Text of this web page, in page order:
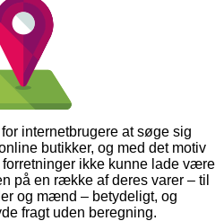
internetbrugere at søge sig
butikker, og med det motiv
forretninger ikke kunne lade være
på en række af deres varer – til
og mænd – betydeligt, og
fragt uden beregning.